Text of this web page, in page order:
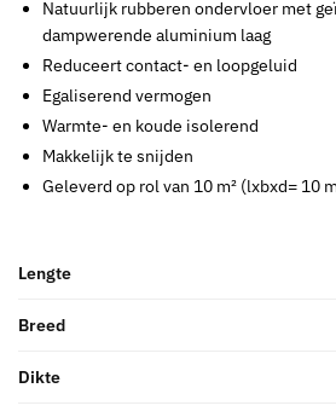
Natuurlijk rubberen ondervloer met
dampwerende aluminium laag
Reduceert contact- en loopgeluid
Egaliserend vermogen
Warmte- en koude isolerend
Makkelijk te snijden
Geleverd op rol van 10 m² (lxbxd= 10
Lengte
Breed
Dikte